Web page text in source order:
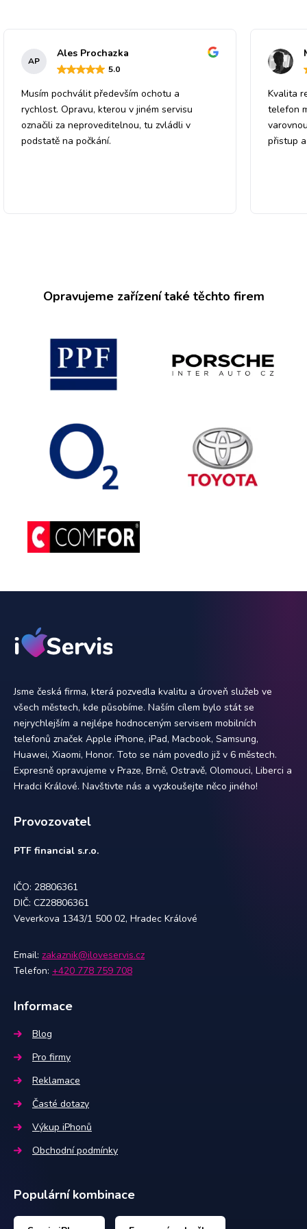
AP
Ales Prochazka
5.0
Musím pochválit především ochotu a
rychlost. Opravu, kterou v jiném servisu
označili za neproveditelnou, tu zvládli v
podstatě na počkání.
Kvalita
telefon
přistup
Opravujeme zařízení také těchto firem
Jsme česká firma, která pozvedla kvalitu a úroveň služeb ve
všech městech, kde působíme. Naším cílem bylo stát se
nejrychlejším a nejlépe hodnoceným servisem mobilních
telefonů značek Apple iPhone, iPad, Macbook, Samsung,
Huawei, Xiaomi, Honor. Toto se nám povedlo již v 6 městech.
Expresně opravujeme v Praze, Brně, Ostravě, Olomouci, Liberci a
Hradci Králové. Navštivte nás a vyzkoušejte něco jiného!
Provozovatel
PTF financial s.r.o.
IČO: 28806361
DIČ: CZ28806361
Veverkova 1343/1 500 02, Hradec Králové
Email: zakaznik@iloveservis.cz
Telefon: +420 778 759 708
Informace
Blog
Pro firmy
Reklamace
Časté dotazy
Výkup iPhonů
Obchodní podmínky
Populární kombinace